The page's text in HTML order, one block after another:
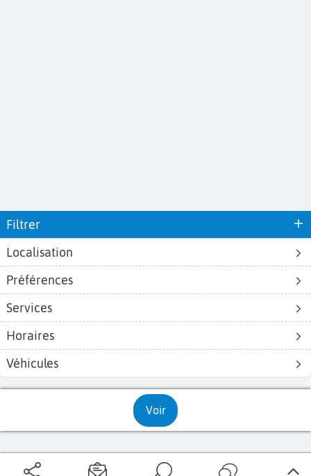
Filtrer
Localisation
Préférences
Services
Horaires
Véhicules
Voir
Aéroports
Aéroports Voyages est la première plateforme de recherche de services liés au
voyage en avion. Nous vous proposons toutes les destinations, les
d'avion, locations de voitures, hôtels... Laissez-vous inspirer et profitez d’une
expérience de voyage unique au meilleur prix !
Sur Aéroports Voyages
Aéroports-Voyages ©2026tous droits réservés